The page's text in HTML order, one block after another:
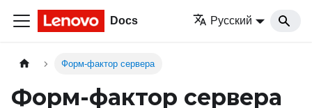
Docs Русский
Форм-фактор сервера
Форм-фактор сервера